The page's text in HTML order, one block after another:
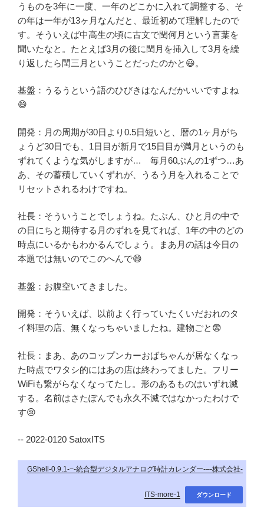
うものを3年に一度、一年のどこかに入れて調整する、そ
の年は一年が13ヶ月なんだと、最近初めて理解したので
す。そういえば中高生の頃に古文で閏何月という言葉を
聞いたなと。たとえば3月の後に閏月を挿入して3月を繰
り返したら閏三月ということだったのかと😃。
基盤：うるうという語のひびきはなんだかいいですよね
😄
開発：月の周期が30日より0.5日短いと、暦の1ヶ月がち
ょうど30日でも、1日目が新月で15日目が満月というのも
ずれてくような気がしますが… 毎月60ぶんの1ずつ…あ
あ、その蓄積していくずれが、うるう月を入れることで
リセットされるわけですね。
社長：そういうことでしょうね。たぶん、ひと月の中で
の日にちと期待する月のずれを見てれば、1年の中のどの
時点にいるかもわかるんでしょう。まあ月の話は今日の
本題では無いのでこのへんで😄
基盤：お腹空いてきました。
開発：そういえば、以前よく行っていたくいだおれのタ
イ料理の店、無くなっちゃいましたね。建物ごと😨
社長：まあ、あのコップンカーおばちゃんが居なくなっ
た時点でワタシ的にはあの店は終わってました。フリー
WiFiも繋がらなくなってたし。形のあるものはいずれ滅
する。名前はさたぽんでも永久不滅ではなかったわけで
す😢
-- 2022-0120 SatoxITS
GShell-0.9.1-−-統合型デジタルアナログ時計カレンダー-–-株式会社-
ITS-more-1 ダウンロード